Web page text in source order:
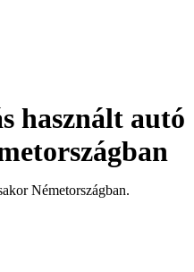
használt autó
Németországban.